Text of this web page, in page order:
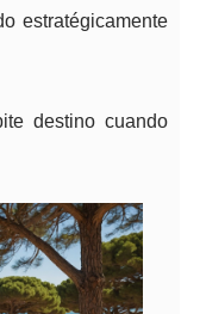
estratégicamente
destino cuando